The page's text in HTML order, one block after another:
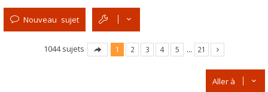
Nouveau sujet
1044 sujets 1 2 3 4 5 … 21
Aller à